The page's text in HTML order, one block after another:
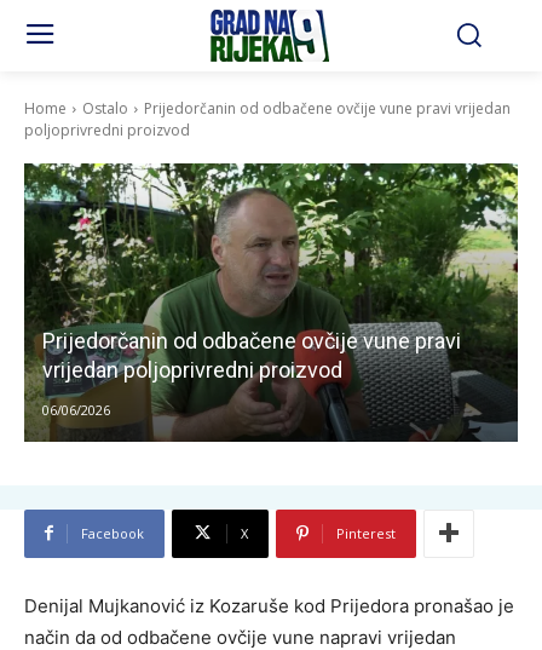
Home Ostalo
Prijedorčanin od odbačene ovčije vune pravi vrijedan
poljoprivredni proizvod
Prijedorčanin od odbačene ovčije vune pravi
vrijedan poljoprivredni proizvod
06/06/2026
Facebook X Pinterest
Denijal Mujkanović iz Kozaruše kod Prijedora pronašao je
način da od odbačene ovčije vune napravi vrijedan